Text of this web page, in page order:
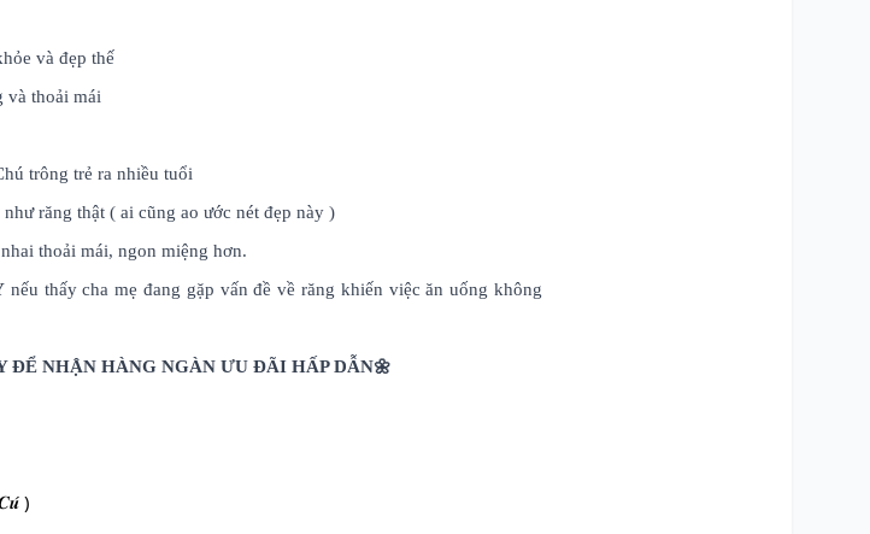
và đẹp thế
và thoải mái
trông trẻ ra nhiều tuổi
răng thật ( ai cũng ao ước nét đẹp này )
thoải mái, ngon miệng hơn.
nếu thấy cha mẹ đang gặp vấn đề về răng khiến việc ăn uống không
NHẬN HÀNG NGÀN ƯU ĐÃI HẤP DẪN🌼
)